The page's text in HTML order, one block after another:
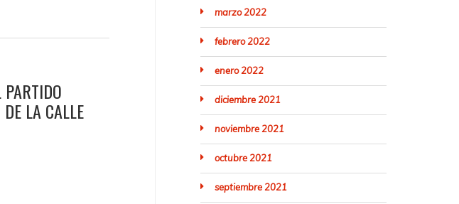
LA CALLE
marzo 2022
febrero 2022
enero 2022
diciembre 2021
noviembre 2021
octubre 2021
septiembre 2021